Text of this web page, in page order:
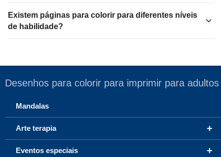
Existem páginas para colorir para diferentes níveis
de habilidade?
Desenhos para colorir para imprimir para adultos
Mandalas
+
Arte terapia
+
Eventos especiais